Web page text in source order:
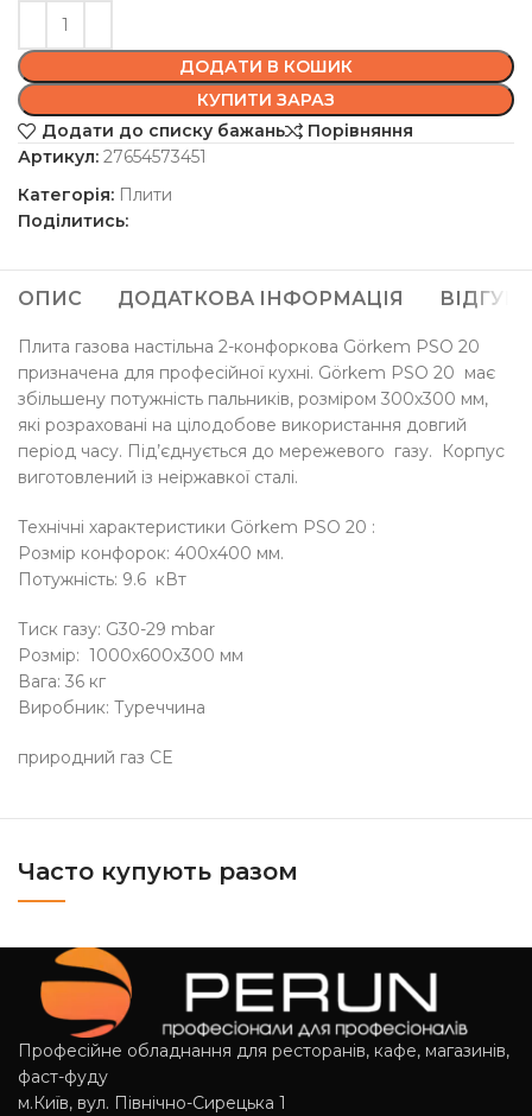
ДОДАТИ В КОШИК
КУПИТИ ЗАРАЗ
Додати до списку бажань
Порівняння
Артикул: 27654573451
Категорія: Плити
Поділитись:
ОПИС ДОДАТКОВА ІНФОРМАЦІЯ
Плита газова настільна 2-конфоркова Görkem PSO 20
призначена для професійної кухні. Görkem PSO 20 має
збільшену потужність пальників, розміром 300х300 мм,
які розраховані на цілодобове використання довгий
період часу. Під’єднується до мережевого газу. Корпус
виготовлений із неіржавкої сталі.
Технічні характеристики Görkem PSO 20 :
Розмір конфорок: 400х400 мм.
Потужність: 9.6 кВт
Тиск газу: G30-29 mbar
Розмір: 1000х600х300 мм
Вага: 36 кг
Виробник: Туреччина
природний газ CE
Часто купують разом
Професійне обладнання для ресторанів, кафе, магазинів,
фаст-фуду
м.Київ, вул. Північно-Сирецька 1